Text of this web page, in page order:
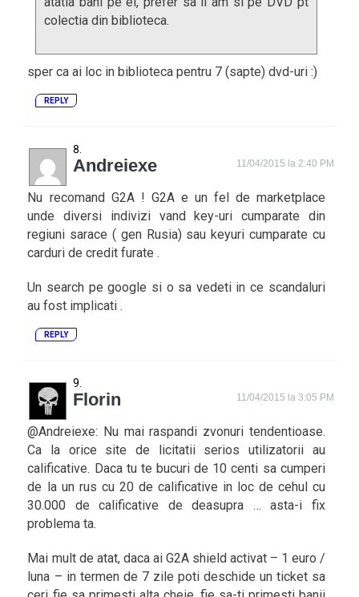
colectia din biblioteca.
sper ca ai loc in biblioteca pentru 7 (sapte) dvd-uri :)
REPLY
Andreiexe 11/04/2015 la 2:40 PM
Nu recomand G2A ! G2A e un fel de marketplace
unde diversi indivizi vand key-uri cumparate din
regiuni sarace ( gen Rusia) sau keyuri cumparate cu
carduri de credit furate .
Un search pe google si o sa vedeti in ce scandaluri
au fost implicati .
REPLY
Florin 11/04/2015 la 3:05 PM
@Andreiexe: Nu mai raspandi zvonuri tendentioase.
Ca la orice site de licitatii serios utilizatorii au
calificative. Daca tu te bucuri de 10 centi sa cumperi
de la un rus cu 20 de calificative in loc de cehul cu
30.000 de calificative de deasupra … asta-i fix
problema ta.
Mai mult de atat, daca ai G2A shield activat – 1 euro /
luna – in termen de 7 zile poti deschide un ticket sa